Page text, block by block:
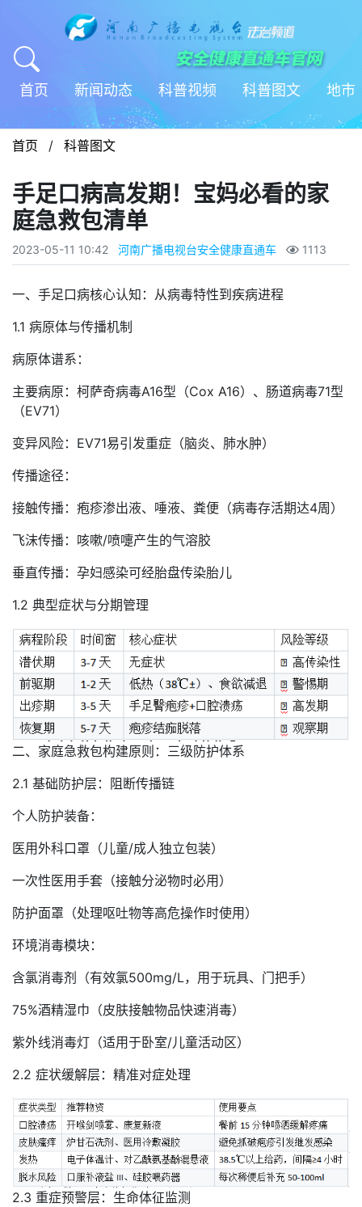
首页 新闻动态 科普视频 科普图文 地市
首页 / 科普图文
手足口病高发期！宝妈必看的家
庭急救包清单
2023-05-11 10:42 河南广播电视台安全健康直通车 1113
一、手足口病核心认知：从病毒特性到疾病进程
1.1 病原体与传播机制
病原体谱系：
主要病原：柯萨奇病毒A16型（Cox A16）、肠道病毒71型
（EV71）
变异风险：EV71易引发重症（脑炎、肺水肿）
传播途径：
接触传播：疱疹渗出液、唾液、粪便（病毒存活期达4周）
飞沫传播：咳嗽/喷嚏产生的气溶胶
垂直传播：孕妇感染可经胎盘传染胎儿
1.2 典型症状与分期管理
二、家庭急救包构建原则：三级防护体系
2.1 基础防护层：阻断传播链
个人防护装备：
医用外科口罩（儿童/成人独立包装）
一次性医用手套（接触分泌物时必用）
防护面罩（处理呕吐物等高危操作时使用）
环境消毒模块：
含氯消毒剂（有效氯500mg/L，用于玩具、门把手）
75%酒精湿巾（皮肤接触物品快速消毒）
紫外线消毒灯（适用于卧室/儿童活动区）
2.2 症状缓解层：精准对症处理
2.3 重症预警层：生命体征监测